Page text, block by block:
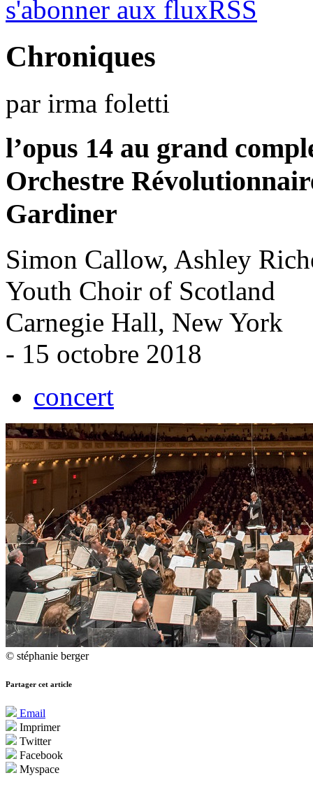
s'abonner aux fluxRSS
Chroniques
par irma foletti
l’opus 14 au grand
Orchestre
Gardiner
Simon Callow, Ashley
Youth Choir of Scotland
Carnegie Hall, New York
- 15 octobre 2018
concert
© stéphanie berger
Partager cet article
Email
Imprimer
Twitter
Facebook
Myspace